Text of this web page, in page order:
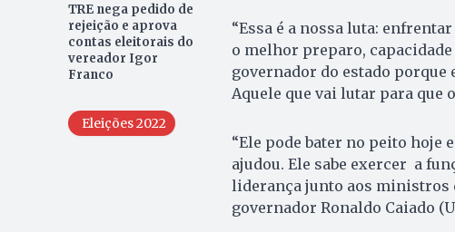
TRE nega pedido de
rejeição e aprova
contas eleitorais do
vereador Igor
Franco
Eleições 2022
“Essa é a nossa luta:
o melhor preparo,
governador do estado porque
Aquele que vai lutar para que
“Ele pode bater no peito hoje
ajudou. Ele sabe exercer a
liderança junto aos ministros
governador Ronaldo Caiado